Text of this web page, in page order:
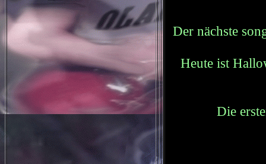
Der nächste
Heute ist
Die